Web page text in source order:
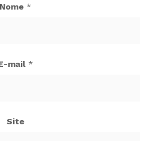
Nome *
mail *
Site